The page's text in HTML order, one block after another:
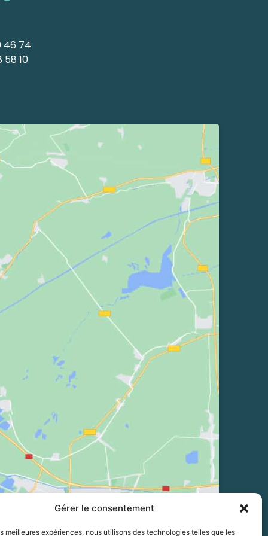
Gérer le consentement
meilleures expériences, nous utilisons des technologies telles que les
46 74
10